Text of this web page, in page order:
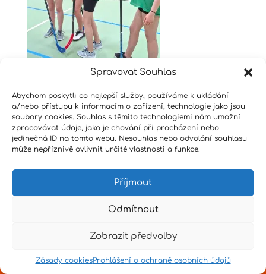
Spravovat Souhlas
Abychom poskytli co nejlepší služby, používáme k ukládání
a/nebo přístupu k informacím o zařízení, technologie jako jsou
soubory cookies. Souhlas s těmito technologiemi nám umožní
zpracovávat údaje, jako je chování při procházení nebo
jedinečná ID na tomto webu. Nesouhlas nebo odvolání souhlasu
může nepříznivě ovlivnit určité vlastnosti a funkce.
Příjmout
Odmítnout
Zobrazit předvolby
Zásady cookiesProhlášení o ochraně osobních údajů
Design by Senpai |Hvězdné psaní|Pro učitele